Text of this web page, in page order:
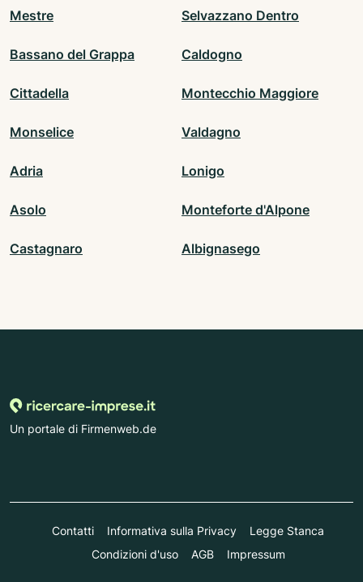
Mestre Selvazzano Dentro
Bassano del Grappa Caldogno
Cittadella Montecchio Maggiore
Monselice Valdagno
Adria Lonigo
Asolo Monteforte d'Alpone
Castagnaro Albignasego
Un portale di Firmenweb.de
Contatti Informativa sulla Privacy
Legge Stanca
Condizioni d'uso
AGB Impressum